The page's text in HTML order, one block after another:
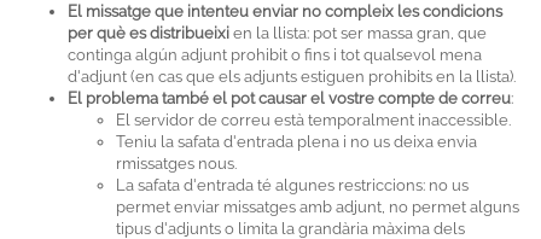
El missatge que intenteu enviar no compleix les condicions
per què es distribueixi en la llista: pot ser massa gran, que
continga algún adjunt prohibit o fins i tot qualsevol mena
d'adjunt (en cas que els adjunts estiguen prohibits en la llista).
El problema també el pot causar el vostre compte de correu:
El servidor de correu està temporalment inaccessible.
Teniu la safata d'entrada plena i no us deixa envia
rmissatges nous.
La safata d'entrada té algunes restriccions: no us
permet enviar missatges amb adjunt, no permet alguns
tipus d'adjunts o límita la grandària màxima dels